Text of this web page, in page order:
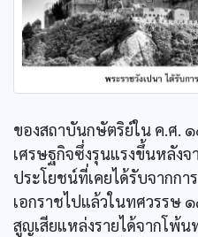
ของสถาบันกษัตริย์ใน ค.ศ.
เศรษฐกิจซึ่งรุนแรงขึ้นหลังจ
ประโยชน์ที่เคยได้รับจากก
เอกราชไปแล้วในทศวรรษ
สูญเสียแหล่งรายได้จากโพ้